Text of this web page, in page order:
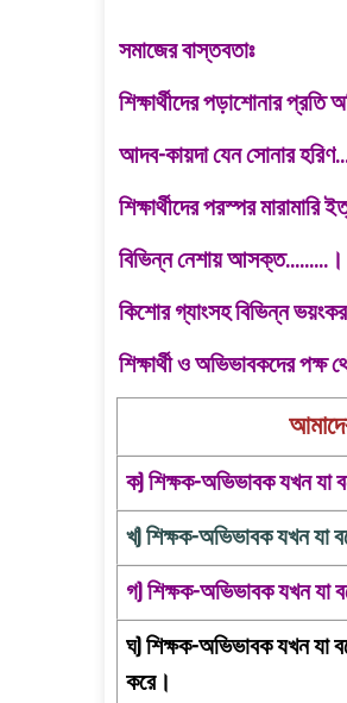
সমাজের বাস্তবতাঃ
শিক্ষার্থীদের পড়াশোনার
আদব-কায়দা যেন সোনার
শিক্ষার্থীদের পরস্পর মারামারি
বিভিন্ন নেশায় আসক্ত.........।
কিশোর গ্যাংসহ বিভিন্ন
শিক্ষার্থী ও অভিভাবকদের পক্ষ
ক) শিক্ষক-অভিভাবক যখন যা
খ) শিক্ষক-অভিভাবক যখন যা
গ) শিক্ষক-অভিভাবক যখন যা
ঘ) শিক্ষক-অভিভাবক যখন যা
করে।